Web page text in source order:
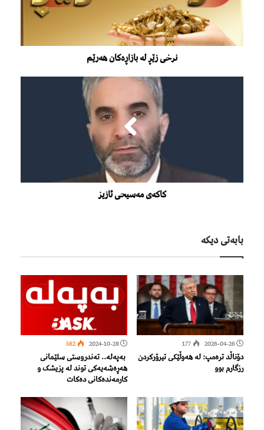
نرخى زێڕ لە بازاڕەکان هەرێم
کاکەی مەسیحی ئازیز
بابەتی دیكە
2026-04-26
177
دۆناڵد ترەمپ: لە هەوڵێكی تیرۆركردن
رزگارم بوو
2024-10-28
562
بەپەلە.. تەندروستی سلێمانی
هەڕەشەیەکی توند لە پزیشک و
کارمەندەکانی دەکات